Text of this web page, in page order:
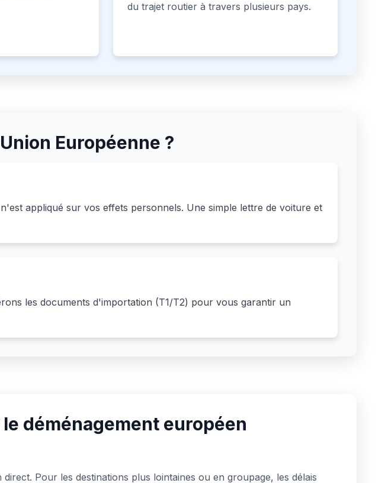
du trajet routier à travers plusieurs pays.
Européenne ?
appliqué sur vos effets personnels. Une simple lettre de voiture et
les documents d'importation (T1/T2) pour vous garantir un
déménagement européen
Pour les destinations plus lointaines ou en groupage, les délais